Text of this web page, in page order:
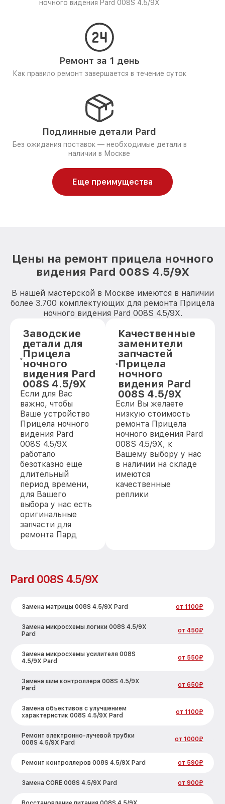
ночного видения Pard 008S 4.5/9X
Ремонт за 1 день
Как правило ремонт завершается в течение суток
Подлинные детали Pard
Без ожидания поставок — необходимые детали в
наличии в Москве
Еще преимущества
Цены на ремонт прицела ночного
видения Pard 008S 4.5/9X
В нашей мастерской в Москве имеются в наличии
более 3.700 комплектующих для ремонта Прицела
ночного видения Pard 008S 4.5/9X.
Заводские
детали для
Прицела
ночного
видения Pard
008S 4.5/9X
Если для Вас
важно, чтобы
Ваше устройство
Прицела ночного
видения Pard
008S 4.5/9X
работало
безотказно еще
длительный
период времени,
для Вашего
выбора у нас есть
оригинальные
запчасти для
ремонта Пард
Качественные
заменители
запчастей
Прицела
ночного
видения Pard
008S 4.5/9X
Если Вы желаете
низкую стоимость
ремонта Прицела
ночного видения Pard
008S 4.5/9X, к
Вашему выбору у нас
в наличии на складе
имеются
качественные
реплики
Pard 008S 4.5/9X
Замена матрицы 008S 4.5/9X Pard от 1100₽
Замена микросхемы логики 008S 4.5/9X
Pard
от 450₽
Замена микросхемы усилителя 008S
4.5/9X Pard
от 550₽
Замена шим контроллера 008S 4.5/9X
Pard
от 650₽
Замена объективов с улучшением
характеристик 008S 4.5/9X Pard
от 1100₽
Ремонт электронно-лучевой трубки
008S 4.5/9X Pard
от 1000₽
Ремонт контроллеров 008S 4.5/9X Pard от 590₽
Замена CORE 008S 4.5/9X Pard от 900₽